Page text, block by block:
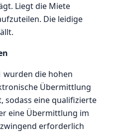
Liegt die Miete
Die leidige
wurden die hohen
Übermittlung
sodass eine qualifizierte
eine Übermittlung im
erforderlich